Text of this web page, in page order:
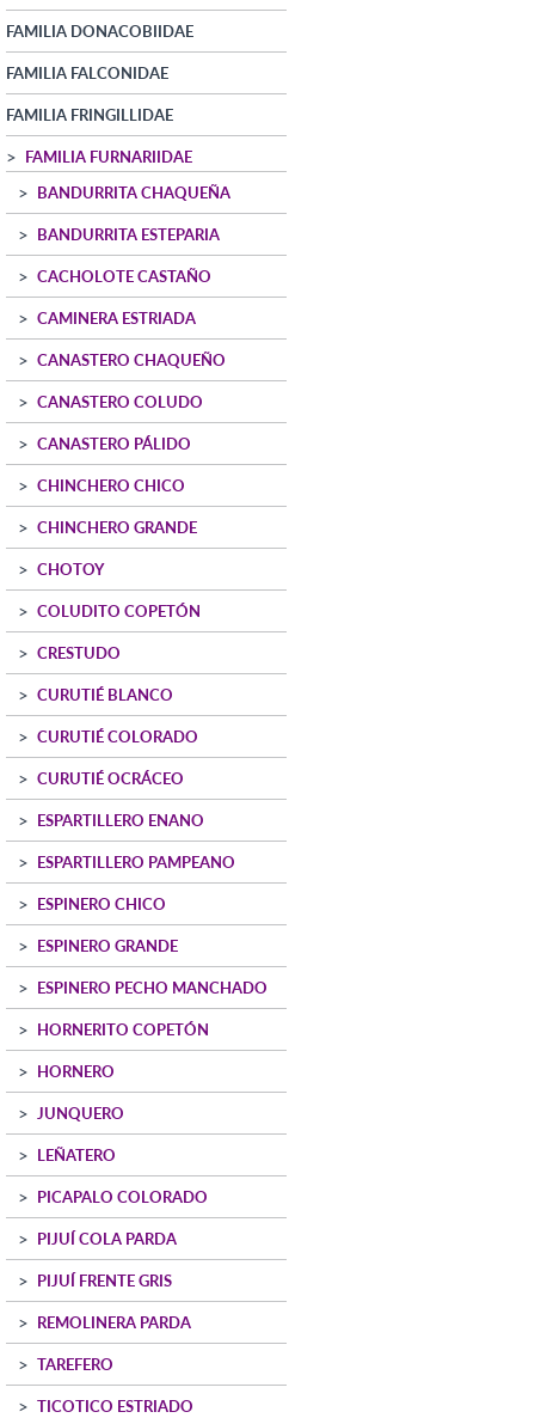
FAMILIA DONACOBIIDAE
FAMILIA FALCONIDAE
FAMILIA FRINGILLIDAE
FAMILIA FURNARIIDAE
BANDURRITA CHAQUEÑA
BANDURRITA ESTEPARIA
CACHOLOTE CASTAÑO
CAMINERA ESTRIADA
CANASTERO CHAQUEÑO
CANASTERO COLUDO
CANASTERO PÁLIDO
CHINCHERO CHICO
CHINCHERO GRANDE
CHOTOY
COLUDITO COPETÓN
CRESTUDO
CURUTIÉ BLANCO
CURUTIÉ COLORADO
CURUTIÉ OCRÁCEO
ESPARTILLERO ENANO
ESPARTILLERO PAMPEANO
ESPINERO CHICO
ESPINERO GRANDE
ESPINERO PECHO MANCHADO
HORNERITO COPETÓN
HORNERO
JUNQUERO
LEÑATERO
PICAPALO COLORADO
PIJUÍ COLA PARDA
PIJUÍ FRENTE GRIS
REMOLINERA PARDA
TAREFERO
TICOTICO ESTRIADO